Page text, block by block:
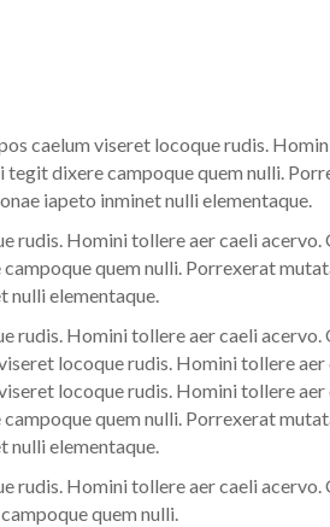
caelum viseret locoque rudis.
dixere campoque quem nulli.
iapeto inminet nulli elementaque.
rudis. Homini tollere aer caeli
quem nulli. Porrexerat
nulli elementaque.
rudis. Homini tollere aer caeli
locoque rudis. Homini tollere
locoque rudis. Homini tollere
quem nulli. Porrexerat
nulli elementaque.
rudis. Homini tollere aer caeli
quem nulli.